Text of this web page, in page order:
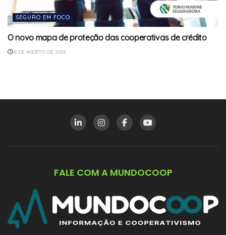
SEGURO EM FOCO
O novo mapa de proteção das cooperativas de crédito
6 DE AGOSTO DE 2026
FALE COM A MUNDOCOOP